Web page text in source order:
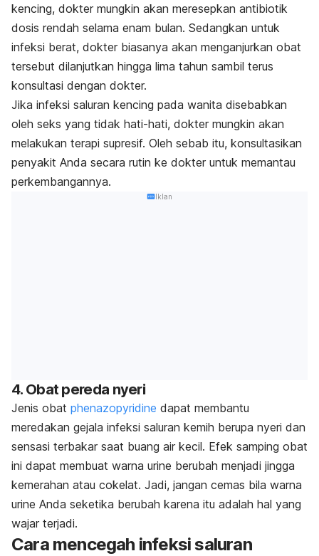
kencing, dokter mungkin akan meresepkan antibiotik
dosis rendah selama enam bulan. Sedangkan untuk
infeksi berat, dokter biasanya akan menganjurkan obat
tersebut dilanjutkan hingga lima tahun sambil terus
konsultasi dengan dokter.
Jika infeksi saluran kencing pada wanita disebabkan
oleh seks yang tidak hati-hati, dokter mungkin akan
melakukan terapi supresif. Oleh sebab itu, konsultasikan
penyakit Anda secara rutin ke dokter untuk memantau
perkembangannya.
Iklan
4. Obat pereda nyeri
Jenis obat phenazopyridine dapat membantu
meredakan gejala infeksi saluran kemih berupa nyeri dan
sensasi terbakar saat buang air kecil. Efek samping obat
ini dapat membuat warna urine berubah menjadi jingga
kemerahan atau cokelat. Jadi, jangan cemas bila warna
urine Anda seketika berubah karena itu adalah hal yang
wajar terjadi.
Cara mencegah infeksi saluran